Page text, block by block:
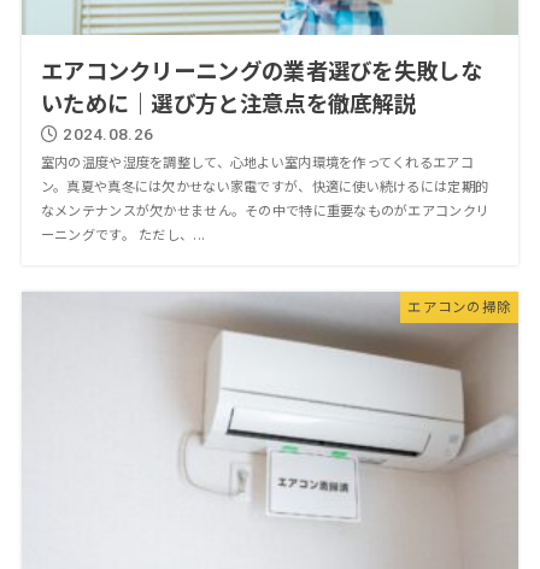
エアコンクリーニングの業者選びを失敗しな
いために｜選び方と注意点を徹底解説
2024.08.26
室内の温度や湿度を調整して、心地よい室内環境を作ってくれるエアコ
ン。真夏や真冬には欠かせない家電ですが、快適に使い続けるには定期的
なメンテナンスが欠かせません。その中で特に重要なものがエアコンクリ
ーニングです。 ただし、...
エアコンの掃除